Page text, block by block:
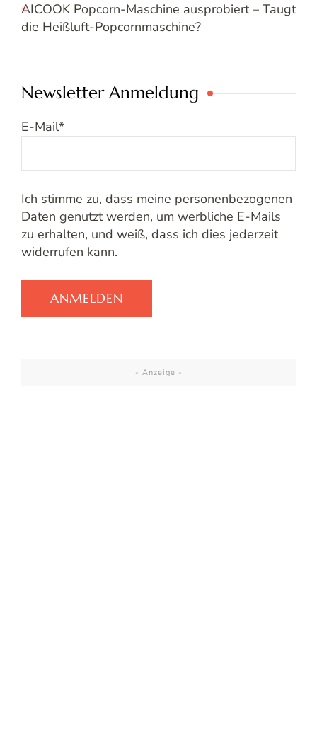
AICOOK Popcorn-Maschine ausprobiert – Taugt
die Heißluft-Popcornmaschine?
Newsletter Anmeldung
E-Mail*
Ich stimme zu, dass meine personenbezogenen
Daten genutzt werden, um werbliche E-Mails
zu erhalten, und weiß, dass ich dies jederzeit
widerrufen kann.
- Anzeige -